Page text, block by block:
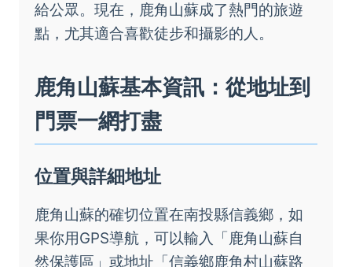
給公眾。現在，鹿角山蘇成了熱門的旅遊
點，尤其適合喜歡徒步和攝影的人。
鹿角山蘇基本資訊：從地址到
門票一網打盡
位置與詳細地址
鹿角山蘇的確切位置在南投縣信義鄉，如
果你用GPS導航，可以輸入「鹿角山蘇自
然保護區」或地址「信義鄉鹿角村山蘇路